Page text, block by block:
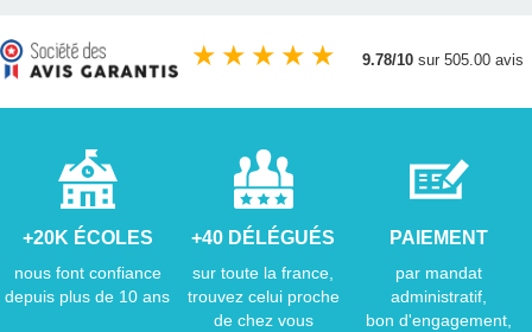
★ ★ ★ ★ ★ 9.78/10 sur 505.00 avis
+20K ÉCOLES
nous font confiance
depuis plus de 10 ans
+40 DÉLÉGUÉS
sur toute la france,
trouvez celui proche
de chez vous
PAIEMENT
par mandat
administratif,
bon d'engagement,